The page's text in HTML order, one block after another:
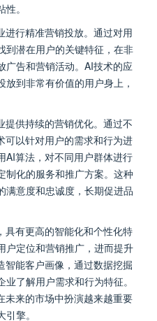
。
进行精准营销投放。通过对用
到潜在用户的关键特征，在非
广告和营销活动。AI技术的应
到非常有价值的用户身上，
提供持续的营销优化。通过不
可以针对用户的需求和行为进
AI算法，对不同用户群体进行
制化的服务和推广方案。这种
满意度和忠诚度，长期促进品
具有更高的智能化和个性化特
户定位和营销推广，进而提升
智能客户画像，通过数据挖掘
了解用户需求和行为特征。
未来的市场中扮演越来越重要
擎。